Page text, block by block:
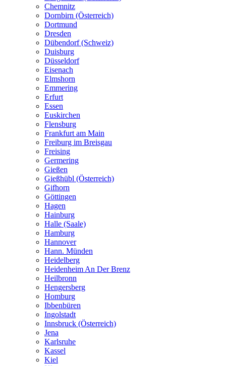
Chemnitz
Dornbirn (Österreich)
Dortmund
Dresden
Dübendorf (Schweiz)
Duisburg
Düsseldorf
Eisenach
Elmshorn
Emmering
Erfurt
Essen
Euskirchen
Flensburg
Frankfurt am Main
Freiburg im Breisgau
Freising
Germering
Gießen
Gießhübl (Österreich)
Gifhorn
Göttingen
Hagen
Hainburg
Halle (Saale)
Hamburg
Hannover
Hann. Münden
Heidelberg
Heidenheim An Der Brenz
Heilbronn
Hengersberg
Homburg
Ibbenbüren
Ingolstadt
Innsbruck (Österreich)
Jena
Karlsruhe
Kassel
Kiel